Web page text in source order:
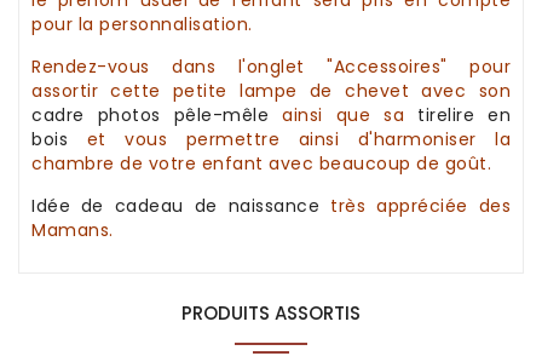
pour la personnalisation.
Rendez-vous dans l'onglet "Accessoires" pour
assortir cette petitelampe de chevet avec son
cadre photos pêle-mêle ainsi que sa tirelire en
bois
et vous permettre ainsi d'harmoniser la
chambre de votre enfant avec beaucoup de goût.
Idée de cadeau de naissance très appréciée des
Mamans.
PRODUITS ASSORTIS